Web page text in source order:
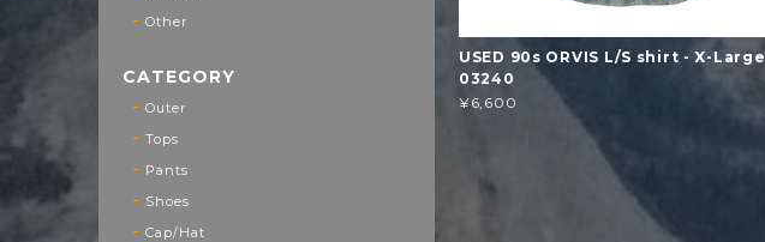
USED 90s ORVIS L/S shirt - X-Large
03240
¥6,600
Other
CATEGORY
Outer
Tops
Pants
Shoes
Cap/Hat